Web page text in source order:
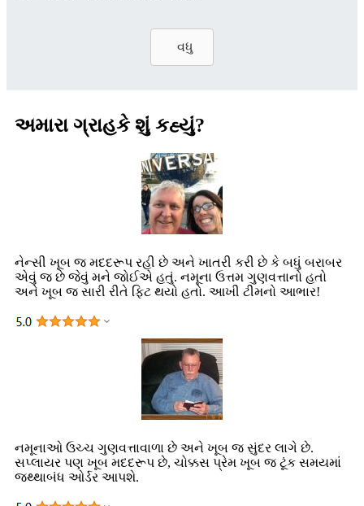
વધુ
અમારા ગ્રાહકે શું કહ્યું?
નેન્સી ખૂબ જ મદદરૂપ રહી છે અને ખાતરી કરી છે કે બધું બરાબર
એવું જ છે જેવું મને જોઈએ હતું. નમૂના ઉત્તમ ગુણવત્તાનો હતો
અને ખૂબ જ સારી રીતે ફિટ થયો હતો. આખી ટીમનો આભાર!
નમૂનાઓ ઉચ્ચ ગુણવત્તાવાળા છે અને ખૂબ જ સુંદર લાગે છે.
સપ્લાયર પણ ખૂબ મદદરૂપ છે, ચોક્કસ પ્રેમ ખૂબ જ ટૂંક સમયમાં
જથ્થાબંધ ઓર્ડર આપશે.